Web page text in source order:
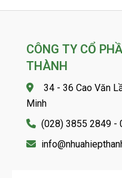
CÔNG TY CỔ
THÀNH
34 - 36 Cao Văn
Minh
(028) 3855 2849 -